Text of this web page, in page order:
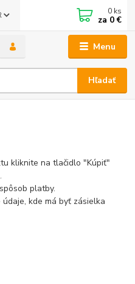
Menu
Hľadať
0 ks
za 0 €
kliknite na tlačidlo "Kúpiť"
platby.
kde má byť zásielka